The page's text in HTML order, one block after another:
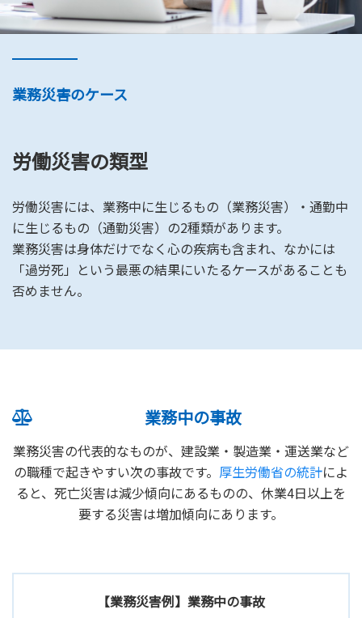
業務災害のケース
労働災害の類型
労働災害には、業務中に生じるもの（業務災害）・通勤中
に生じるもの（通勤災害）の2種類があります。
業務災害は身体だけでなく心の疾病も含まれ、なかには
「過労死」という最悪の結果にいたるケースがあることも
否めません。
業務中の事故
業務災害の代表的なものが、建設業・製造業・運送業など
の職種で起きやすい次の事故です。 厚生労働省の統計によ
ると、死亡災害は減少傾向にあるものの、休業4日以上を
要する災害は増加傾向にあります。
【業務災害例】業務中の事故